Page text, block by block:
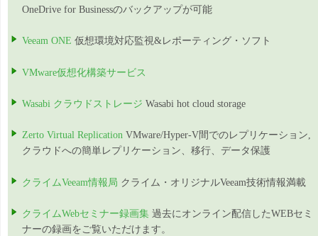
OneDrive for Businessのバックアップが可能
Veeam ONE 仮想環境対応監視&レポーティング・ソフト
VMware仮想化構築サービス
Wasabi クラウドストレージ Wasabi hot cloud storage
Zerto Virtual Replication VMware/Hyper-V間でのレプリケーション,
クラウドへの簡単レプリケーション、移行、データ保護
クライムVeeam情報局 クライム・オリジナルVeeam技術情報満載
クライムWebセミナー録画集 過去にオンライン配信したWEBセミ
ナーの録画をご覧いただけます。